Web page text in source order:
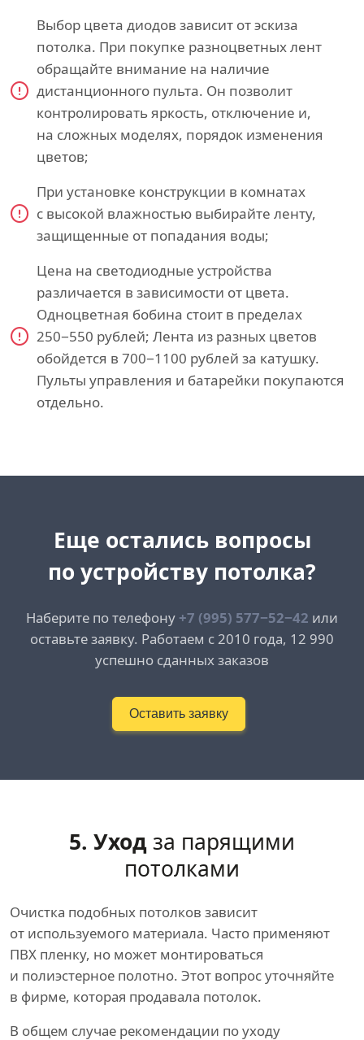
Выбор цвета диодов зависит от эскиза
потолка. При покупке разноцветных лент
обращайте внимание на наличие
дистанционного пульта. Он позволит
контролировать яркость, отключение и,
на сложных моделях, порядок изменения
цветов;
При установке конструкции в комнатах
с высокой влажностью выбирайте ленту,
защищенные от попадания воды;
Цена на светодиодные устройства
различается в зависимости от цвета.
Одноцветная бобина стоит в пределах
250−550 рублей; Лента из разных цветов
обойдется в 700−1100 рублей за катушку.
Пульты управления и батарейки покупаются
отдельно.
Еще остались вопросы
по устройству потолка?
Наберите по телефону +7 (995) 577−52−42 или
оставьте заявку. Работаем с 2010 года, 12 990
успешно сданных заказов
Оставить заявку
5. Уходза парящими
потолками
Очистка подобных потолков зависит
от используемого материала. Часто применяют
ПВХ пленку, но может монтироваться
и полиэстерное полотно. Этот вопрос уточняйте
в фирме, которая продавала потолок.
В общем случае рекомендации по уходу